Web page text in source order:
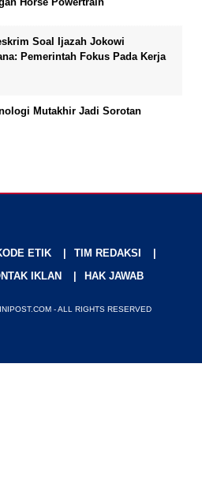
Soal Ijazah Jokowi
Pemerintah Fokus Pada Kerja
Mutakhir Jadi Sorotan
ETIK
TIM REDAKSI
IKLAN HAK JAWAB
- ALL RIGHTS RESERVED